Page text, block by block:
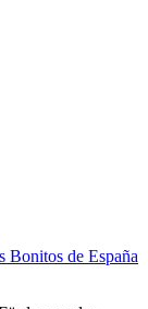
Bonitos de España